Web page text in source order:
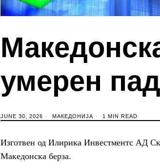
умерен
JUNE 30, 2026 МАКЕДОНИЈА 1 MIN READ
Изготвен од Илирика Инвестментс АД
Македонска берза.